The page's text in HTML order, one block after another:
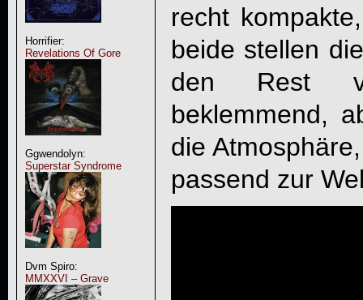
Horrifier:
Revelations Of Gore
Ggwendolyn:
Superstar Syndrome
Dvm Spiro:
MMXXVI – Grave
recht
beide stellen
den Rest
beklemmend,
die
passend zur